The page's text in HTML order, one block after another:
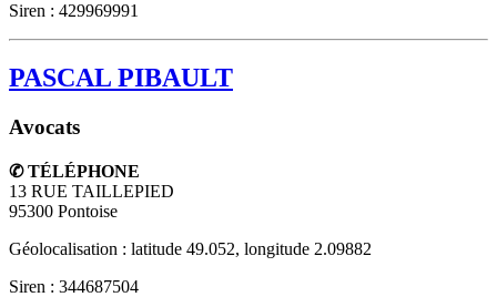
Siren : 429969991
PASCAL PIBAULT
Avocats
✆ TÉLÉPHONE
13 RUE TAILLEPIED
95300 Pontoise
Géolocalisation : latitude 49.052, longitude 2.09882
Siren : 344687504